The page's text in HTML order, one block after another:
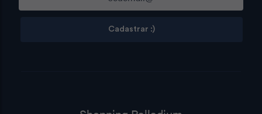
Cadastrar :)